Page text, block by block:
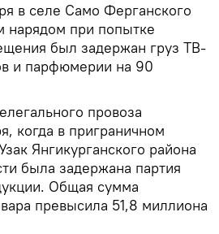
в селе Само Ферганского
нарядом при попытке
был задержан груз ТВ-
и парфюмерии на 90
провоза
когда в приграничном
Янгикурганского района
была задержана партия
Общая сумма
превысила 51,8 миллиона